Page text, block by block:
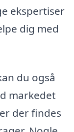
ekspertiser
dig med
du også
markedet
der findes